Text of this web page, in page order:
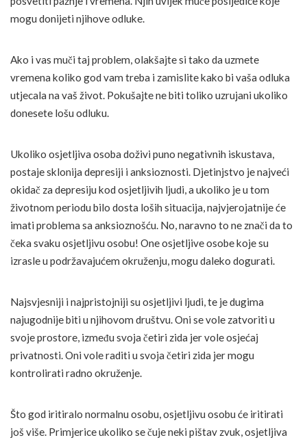
mogu donijeti njihove odluke.
Ako i vas muči taj problem, olakšajte si tako da uzmete
vremena koliko god vam treba i zamislite kako bi vaša odluka
utjecala na vaš život. Pokušajte ne biti toliko uzrujani ukoliko
donesete lošu odluku.
Ukoliko osjetljiva osoba doživi puno negativnih iskustava,
postaje sklonija depresiji i anksioznosti. Djetinjstvo je najveći
okidač za depresiju kod osjetljivih ljudi, a ukoliko je u tom
životnom periodu bilo dosta loših situacija, najvjerojatnije će
imati problema sa anksioznošću. No, naravno to ne znači da to
čeka svaku osjetljivu osobu! One osjetljive osobe koje su
izrasle u podržavajućem okruženju, mogu daleko dogurati.
Najsvjesniji i najpristojniji su osjetljivi ljudi, te je dugima
najugodnije biti u njihovom društvu. Oni se vole zatvoriti u
svoje prostore, između svoja četiri zida jer vole osjećaj
privatnosti. Oni vole raditi u svoja četiri zida jer mogu
kontrolirati radno okruženje.
Što god iritiralo normalnu osobu, osjetljivu osobu će iritirati
još više. Primjerice ukoliko se čuje neki pištav zvuk, osjetljiva